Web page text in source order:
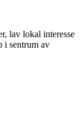
lav lokal interesse
i sentrum av